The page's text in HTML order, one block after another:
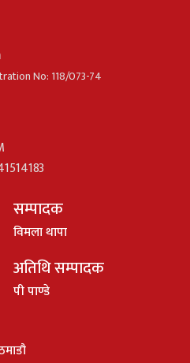
No: 118/073-74
सम्पादक
विमला थापा
अतिथि सम्पादक
पी पाण्डे